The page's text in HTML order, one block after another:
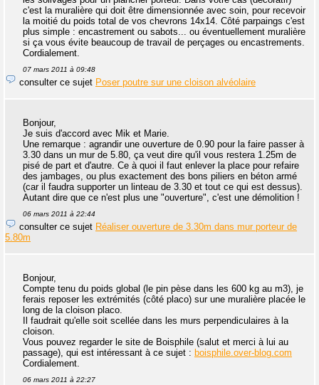
c'est la muralière qui doit être dimensionnée avec soin, pour recevoir
la moitié du poids total de vos chevrons 14x14. Côté parpaings c'est
plus simple : encastrement ou sabots... ou éventuellement muralière
si ça vous évite beaucoup de travail de perçages ou encastrements.
Cordialement.
07 mars 2011 à 09:48
consulter ce sujet Poser poutre sur une cloison alvéolaire
Bonjour,
Je suis d'accord avec Mik et Marie.
Une remarque : agrandir une ouverture de 0.90 pour la faire passer à
3.30 dans un mur de 5.80, ça veut dire qu'il vous restera 1.25m de
pisé de part et d'autre. Ce à quoi il faut enlever la place pour refaire
des jambages, ou plus exactement des bons piliers en béton armé
(car il faudra supporter un linteau de 3.30 et tout ce qui est dessus).
Autant dire que ce n'est plus une "ouverture", c'est une démolition !
06 mars 2011 à 22:44
consulter ce sujet Réaliser ouverture de 3.30m dans mur porteur de
5.80m
Bonjour,
Compte tenu du poids global (le pin pèse dans les 600 kg au m3), je
ferais reposer les extrémités (côté placo) sur une muralière placée le
long de la cloison placo.
Il faudrait qu'elle soit scellée dans les murs perpendiculaires à la
cloison.
Vous pouvez regarder le site de Boisphile (salut et merci à lui au
passage), qui est intéressant à ce sujet : boisphile.over-blog.com
Cordialement.
06 mars 2011 à 22:27